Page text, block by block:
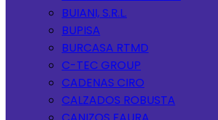
BUIANI, S.R.L.
BUPISA
BURCASA RTMD
C-TEC GROUP
CADENAS CIRO
CALZADOS ROBUSTA